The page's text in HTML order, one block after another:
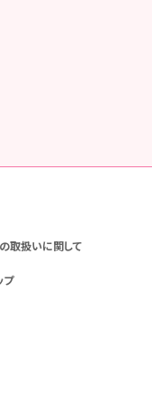
取扱いに関して
プ